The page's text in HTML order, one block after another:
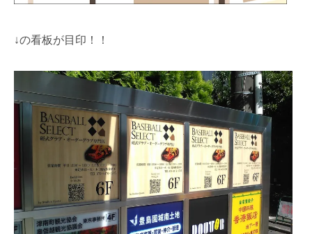
↓の看板が目印！！